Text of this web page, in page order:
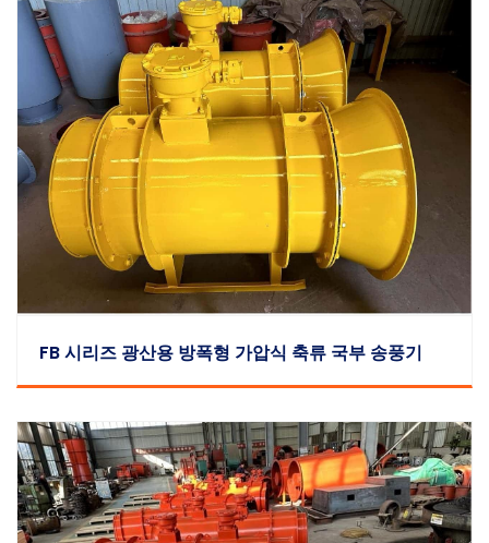
FB 시리즈 광산용 방폭형 가압식 축류 국부 송풍기